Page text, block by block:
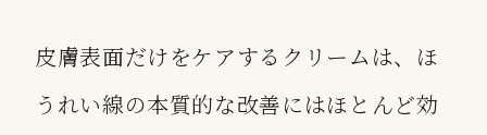
皮膚表面だけをケアするクリームは、ほ
うれい線の本質的な改善にはほとんど効